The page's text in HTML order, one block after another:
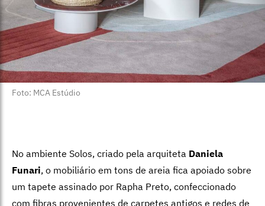
Foto: MCA Estúdio
No ambiente Solos, criado pela arquiteta Daniela
Funari, o mobiliário em tons de areia fica apoiado sobre
um tapete assinado por Rapha Preto, confeccionado
com fibras provenientes de carpetes antigos e redes de